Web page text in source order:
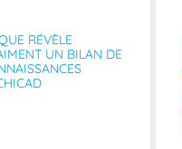
RÉVÈLE
UN BILAN DE